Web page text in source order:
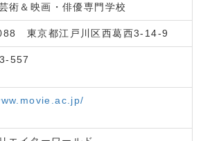
術＆映画・俳優専門学校
東京都江戸川区西葛西3-14-9
557